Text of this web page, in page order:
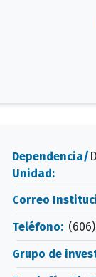
Dependencia/
Unidad:
Correo
Teléfono:
Grupo de